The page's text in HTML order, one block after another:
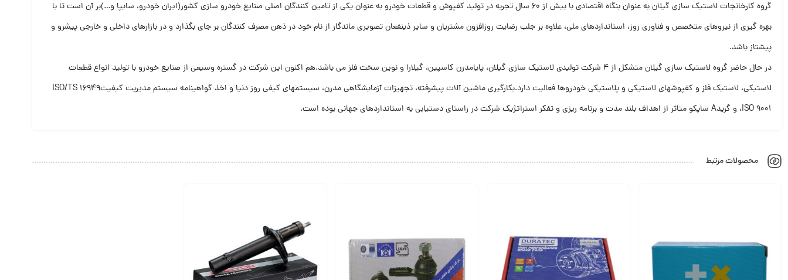
گروه کارخانجات لاستیک سازی گیلان به عنوان بنگاه اقتصادی با بیش از 60 سال تجربه در تولید کفپوش و قطعات خودرو به عنوان یکی از تامین کنندگان اصلی صنایع خودرو سازی کشور(ایران خودرو، سایپا و…)بر آن است تا با
بهره گیری از نیروهای متخصص و فناوری روز، استانداردهای ملی، علاوه بر جلب رضایت روزافزون مشتریان و سایر ذینفعان تصویری ماندگار از نام خود در ذهن مصرف کنندگان بر جای بگذارد و در بازارهای داخلی و خارجی پیشرو و
پیشتاز باشد.
در حال حاضر گروه لاستیک سازی گیلان متشکل از 4 شرکت تولیدی لاستیک سازی گیلان، پایامدرن کاسپین، گیلارا و نوین سخت فلز می باشد.هم اکنون این شرکت در گستره وسیعی از صنایع خودرو با تولید انواع قطعات
لاستیکی، لاستیک فلز و کفپوشهای لاستیکی و پلاستیکی خودروها فعالیت دارد.بکارگیری ماشین آلات پیشرفته، تجهیزات آزمایشگاهی مدرن، سیستمهای کیفی روز دنیا و اخذ گواهینامه سیستم مدیریت کیفیتISO/TS 16949
،ISO 9001 و گریدA ساپکو متاثر از اهداف بلند مدت و برنامه ریزی و تفکر استراتژیک شرکت در راستای دستیابی به استانداردهای جهانی بوده است.
محصولات مرتبط